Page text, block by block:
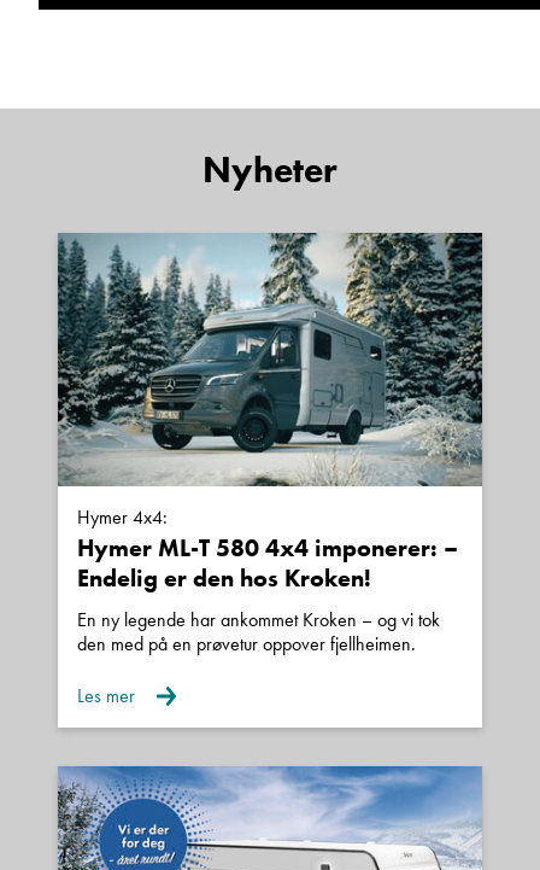
Kontakt avdeling
Nyheter
Hymer 4x4:
Hymer ML-T 580 4x4 imponerer: –
Endelig er den hos Kroken!
En ny legende har ankommet Kroken – og vi tok
den med på en prøvetur oppover fjellheimen.
Les mer